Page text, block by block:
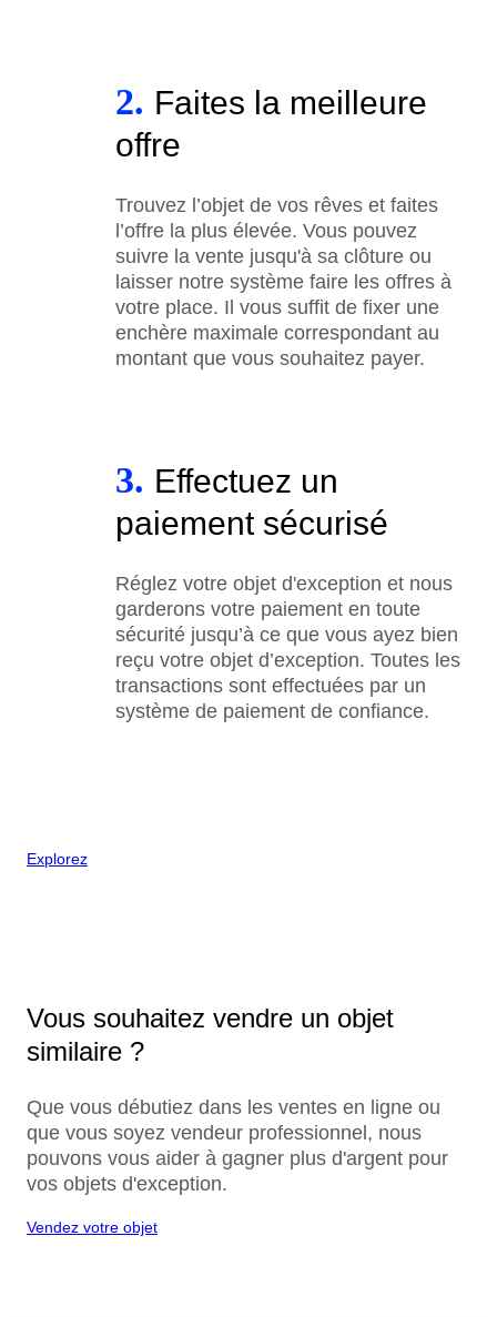
2. Faites la meilleure
offre
Trouvez l’objet de vos rêves et faites
l’offre la plus élevée. Vous pouvez
suivre la vente jusqu'à sa clôture ou
laisser notre système faire les offres à
votre place. Il vous suffit de fixer une
enchère maximale correspondant au
montant que vous souhaitez payer.
3. Effectuez un
paiement sécurisé
Réglez votre objet d'exception et nous
garderons votre paiement en toute
sécurité jusqu’à ce que vous ayez bien
reçu votre objet d’exception. Toutes les
transactions sont effectuées par un
système de paiement de confiance.
Explorez
Vous souhaitez vendre un objet
similaire ?
Que vous débutiez dans les ventes en ligne ou
que vous soyez vendeur professionnel, nous
pouvons vous aider à gagner plus d'argent pour
vos objets d'exception.
Vendez votre objet